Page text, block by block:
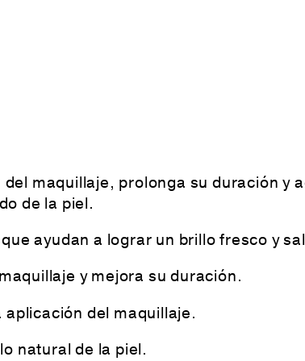
maquillaje, prolonga su duración y
de la piel.
ayudan a lograr un brillo fresco y
y mejora su duración.
del maquillaje.
natural de la piel.